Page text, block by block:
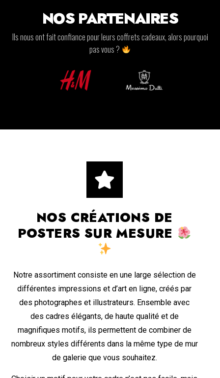
NOS PARTENAIRES
Ils nous ont fait confiance pour leurs coffrets cadeaux, alors pourquoi
pas vous ?
NOS CRÉATIONS DE
POSTERS SUR MESURE
Notre assortiment consiste en une large sélection de
différentes impressions et d’art en ligne, créés par
des photographes et illustrateurs. Ensemble avec
des cadres élégants, de haute qualité et de
magnifiques motifs, ils permettent de combiner de
nombreux styles différents dans la même type de mur
de galerie que vous souhaitez.